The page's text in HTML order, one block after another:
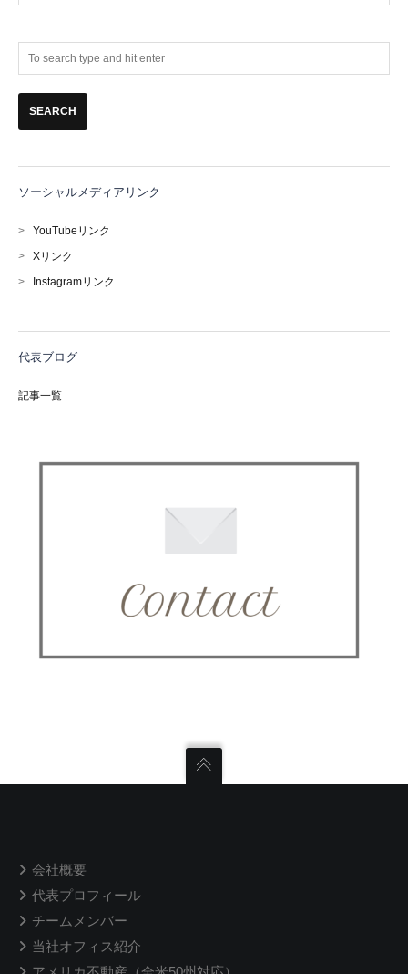
ー
ソーシャルメディアリンク
> YouTubeリンク
> Xリンク
>
Instagramリンク
代表ブログ
記事一覧
会社概要
代表プロフィール
チームメンバー
当社オフィス紹介